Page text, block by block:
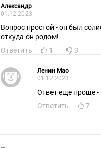
Александр
01.12.2023
Вопрос простой - он был
откуда он родом!
Ответить
1 9
Ленин Мао
01.12.2023
Ответ еще проще -
Ответить
7